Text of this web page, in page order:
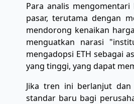
Para analis
pasar, terutama dengan
mendorong kenaikan
menguatkan narasi
mengadopsi ETH sebagai
yang tinggi, yang dapat
Jika tren ini berlanjut
standar baru bagi